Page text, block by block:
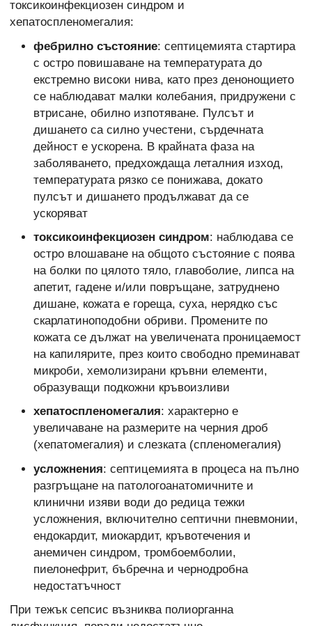
токсикоинфекциозен синдром и
хепатоспленомегалия:
фебрилно състояние: септицемията стартира
с остро повишаване на температурата до
екстремно високи нива, като през денонощието
се наблюдават малки колебания, придружени с
втрисане, обилно изпотяване. Пулсът и
дишането са силно учестени, сърдечната
дейност е ускорена. В крайната фаза на
заболяването, предхождаща леталния изход,
температурата рязко се понижава, докато
пулсът и дишането продължават да се
ускоряват
токсикоинфекциозен синдром: наблюдава се
остро влошаване на общото състояние с поява
на болки по цялото тяло, главоболие, липса на
апетит, гадене и/или повръщане, затруднено
дишане, кожата е гореща, суха, нерядко със
скарлатиноподобни обриви. Промените по
кожата се дължат на увеличената проницаемост
на капилярите, през които свободно преминават
микроби, хемолизирани кръвни елементи,
образуващи подкожни кръвоизливи
хепатоспленомегалия: характерно е
увеличаване на размерите на черния дроб
(хепатомегалия) и слезката (спленомегалия)
усложнения: септицемията в процеса на пълно
разгръщане на патологоанатомичните и
клинични изяви води до редица тежки
усложнения, включително септични пневмонии,
ендокардит, миокардит, кръвотечения и
анемичен синдром, тромбоемболии,
пиелонефрит, бъбречна и чернодробна
недостатъчност
При тежък сепсис възниква полиорганна